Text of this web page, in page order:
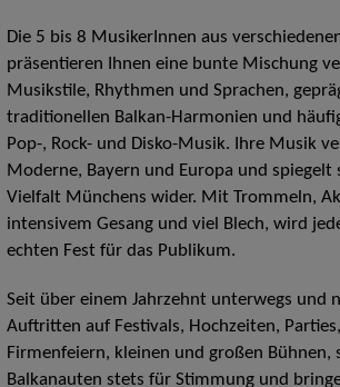
Die 5 bis 8 MusikerInnen aus
präsentieren Ihnen eine bunte Mischung
Musikstile, Rhythmen und Sprachen,
traditionellen Balkan-Harmonien und
Pop-, Rock- und Disko-Musik. Ihre Musik
Moderne, Bayern und Europa und spiegelt
Vielfalt Münchens wider. Mit Trommeln,
intensivem Gesang und viel Blech, wird
echten Fest für das Publikum.
Seit über einem Jahrzehnt unterwegs und
Auftritten auf Festivals, Hochzeiten,
Firmenfeiern, kleinen und großen Bühnen,
Balkanauten stets für Stimmung und